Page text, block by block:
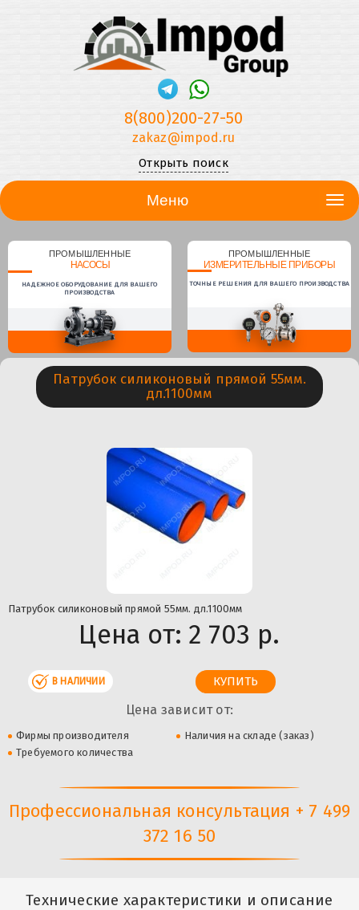
8(800)200-27-50
zakaz@impod.ru
Открыть поиск
Меню
ПРОМЫШЛЕННЫЕ
НАСОСЫ
НАДЕЖНОЕ ОБОРУДОВАНИЕ ДЛЯ ВАШЕГО
ПРОИЗВОДСТВА
ПРОМЫШЛЕННЫЕ
ИЗМЕРИТЕЛЬНЫЕ ПРИБОРЫ
ТОЧНЫЕ РЕШЕНИЯ ДЛЯ ВАШЕГО ПРОИЗВОДСТВА
Патрубок силиконовый прямой 55мм.
дл.1100мм
Патрубок силиконовый прямой 55мм. дл.1100мм
Цена от: 2 703 р.
В НАЛИЧИИ
Цена зависит от:
Фирмы производителя
Наличия на складе (заказ)
Требуемого количества
Профессиональная консультация + 7 499
372 16 50
Технические характеристики и описание